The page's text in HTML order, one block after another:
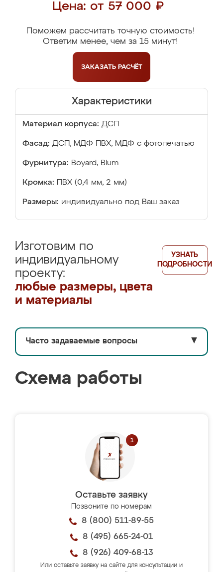
Цена: от 57 000 ₽
Поможем рассчитать точную стоимость!
Ответим менее, чем за 15 минут!
ЗАКАЗАТЬ РАСЧЁТ
Характеристики
Материал корпуса: ДСП
Фасад: ДСП, МДФ ПВХ, МДФ с фотопечатью
Фурнитура: Boyard, Blum
Кромка: ПВХ (0,4 мм, 2 мм)
Размеры: индивидуально под Ваш заказ
Изготовим по
индивидуальному
проекту:
любые размеры, цвета
и материалы
УЗНАТЬ
ПОДРОБНОСТИ
Часто задаваемые вопросы ▼
Схема работы
Оставьте заявку
Позвоните по номерам
8 (800) 511-89-55
8 (495) 665-24-01
8 (926) 409-68-13
Или оставьте заявку на сайте для консультации и